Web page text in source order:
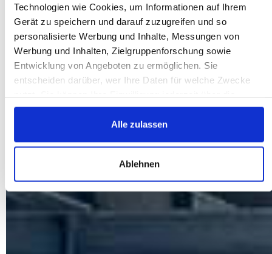
Technologien wie Cookies, um Informationen auf Ihrem
Gerät zu speichern und darauf zuzugreifen und so
personalisierte Werbung und Inhalte, Messungen von
Werbung und Inhalten, Zielgruppenforschung sowie
Entwicklung von Angeboten zu ermöglichen. Sie
entscheiden darüber, wer Ihre Daten für welche Zwecke
Cookie-Erklärung oder durch Klicken auf das Privacy
Trigger Symbol ändern oder widerrufen
Informationen über Ihre geografische Lage
erfassen, welche bis auf einige Meter genau sein
können
Ihr Gerät durch aktives Scannen nach bestimmten
Alle zulassen
Ablehnen